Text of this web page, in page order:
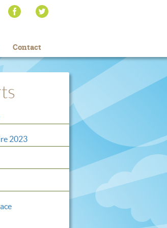
Contact
2023